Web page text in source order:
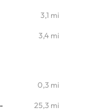
3,1 mi
3,4 mi
0,3 mi
25,3 mi